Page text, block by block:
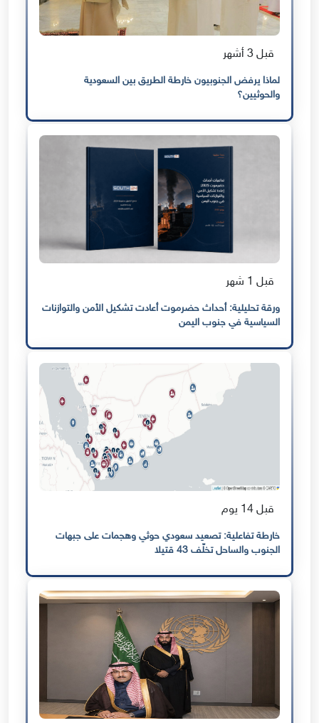
قبل 3 أشهر
لماذا يرفض الجنوبيون خارطة الطريق بين السعودية
والحوثيين؟
قبل 1 شهر
ورقة تحليلية: أحداث حضرموت أعادت تشكيل الأمن والتوازنات
السياسية في جنوب اليمن
قبل 14 يوم
خارطة تفاعلية: تصعيد سعودي حوثي وهجمات على جبهات
الجنوب والساحل تخلّف 43 قتيلا